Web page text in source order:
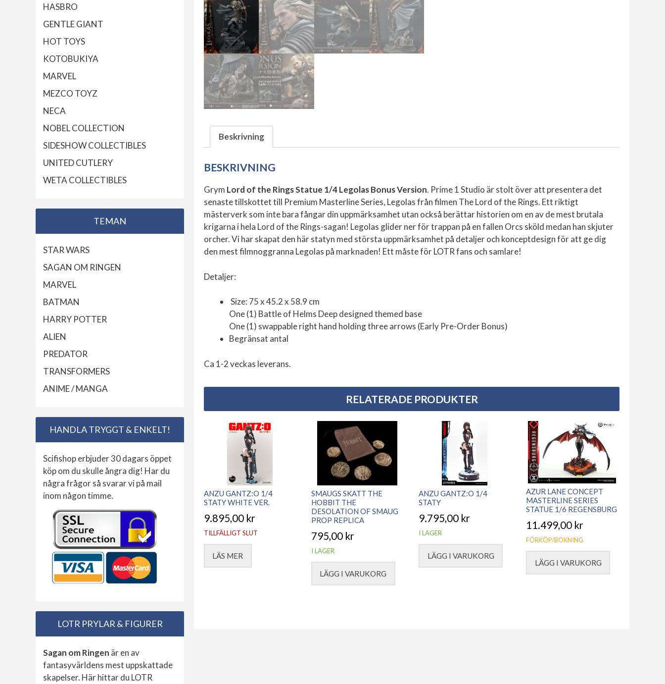
Beskrivning
BESKRIVNING
Grym Lord of the Rings Statue 1/4Legolas Bonus Version. Prime 1 Studio är stolt över att presentera det
senaste tillskottet till Premium Masterline Series, Legolas från filmen The Lord of the Rings. Ett riktigt
mästerverk som inte bara fångar din uppmärksamhet utan också berättar historien om en av de mest brutala
krigarna i hela Lord of the Rings-sagan! Legolas glider ner för trappan på en fallen Orcs sköld medan han skjuter
orcher. Vi har skapat den här statyn med största uppmärksamhet på detaljer och konceptdesign för att ge dig
den mest filmnoggranna Legolas på marknaden! Ett måste för LOTR fans och samlare!
Detaljer:
Size: 75 x 45.2 x 58.9 cm
One (1) Battle of Helms Deep designed themed base
One (1) swappable right hand holding three arrows (Early Pre-Order Bonus)
Begränsat antal
Ca 1-2 veckas leverans.
RELATERADE PRODUKTER
ANZU GANTZ:O 1/4
STATY WHITE VER.
9.895,00 kr
TILLFÄLLIGT SLUT
LÄS MER
SMAUGS SKATT THE
HOBBIT THE
DESOLATION OF SMAUG
PROP REPLICA
795,00 kr
I LAGER
LÄGG I VARUKORG
ANZU GANTZ:O 1/4
STATY
9.795,00 kr
I LAGER
LÄGG I VARUKORG
AZUR LANE CONCEPT
MASTERLINE SERIES
STATUE 1/6 REGENSBURG
11.499,00 kr
FÖRKÖP/BOKNING
LÄGG I VARUKORG
HASBRO
GENTLE GIANT
HOT TOYS
KOTOBUKIYA
MARVEL
MEZCO TOYZ
NECA
NOBEL COLLECTION
SIDESHOW COLLECTIBLES
UNITED CUTLERY
WETA COLLECTIBLES
TEMAN
STAR WARS
SAGAN OM RINGEN
MARVEL
BATMAN
HARRY POTTER
ALIEN
PREDATOR
TRANSFORMERS
ANIME / MANGA
HANDLA TRYGGT & ENKELT!
Scifishop erbjuder 30 dagars öppet
köp om du skulle ångra dig! Har du
några frågor så svarar vi på mail
inom någon timme.
LOTR PRYLAR & FIGURER
Sagan om Ringen är en av
fantasyvärldens mest uppskattade
skapelser. Här hittar du LOTR